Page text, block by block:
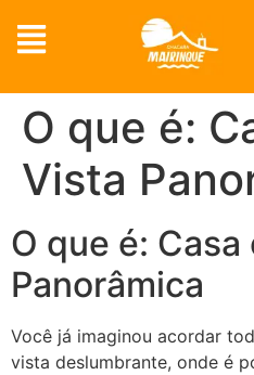
O que é:
Vista
O que é:
Panorâmica
Você já imaginou acordar
vista deslumbrante, onde é